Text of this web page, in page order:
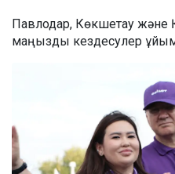
Павлодар, Көкшетау және
маңызды кездесулер